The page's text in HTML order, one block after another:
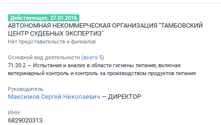
Действующее, 27.01.2016
АВТОНОМНАЯ НЕКОММЕРЧЕСКАЯ ОРГАНИЗАЦИЯ "ТАМБОВСКИЙ
ЦЕНТР СУДЕБНЫХ ЭКСПЕРТИЗ"
Нет представительств и филиалов
Основной вид деятельности (всего 5)
71.20.2 — Испытания и анализ в области гигиены питания, включая
ветеринарный контроль и контроль за производством продуктов питания
Руководитель
Максимов Сергей Николаевич — ДИРЕКТОР
ИНН
6829020313